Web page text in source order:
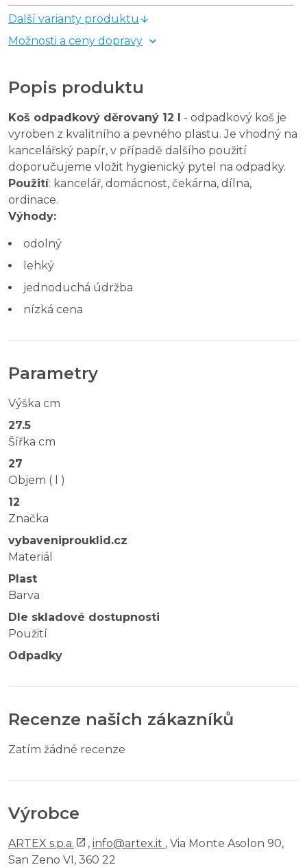
Další varianty produktu
Možnosti a ceny dopravy
Popis produktu
Koš odpadkový děrovaný 12 l - odpadkový koš je
vyroben z kvalitního a pevného plastu. Je vhodný na
kancelářský papír, v případě dalšího použití
doporučujeme vložit hygienický pytel na odpadky.
Použití: kancelář, domácnost, čekárna, dílna,
ordinace.
Výhody:
odolný
lehký
jednoduchá údržba
nízká cena
Parametry
Výška cm
27.5
Šířka cm
27
Objem ( l )
12
Značka
vybaveniprouklid.cz
Materiál
Plast
Barva
Dle skladové dostupnosti
Použití
Odpadky
Recenze našich zákazníků
Zatím žádné recenze
Výrobce
ARTEX s.p.a. , info@artex.it , Via Monte Asolon 90,
San Zeno VI, 360 22